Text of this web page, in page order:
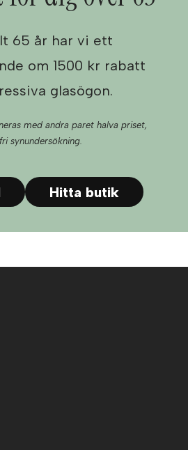
65 år har vi ett
om 1500 kr rabatt
glasögon.
med andra paret halva priset,
synundersökning.
Hitta butik